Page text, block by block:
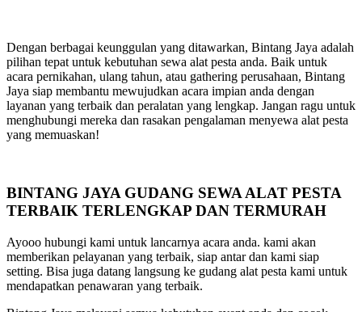
Dengan berbagai keunggulan yang ditawarkan, Bintang Jaya adalah
pilihan tepat untuk kebutuhan sewa alat pesta anda. Baik untuk
acara pernikahan, ulang tahun, atau gathering perusahaan, Bintang
Jaya siap membantu mewujudkan acara impian anda dengan
layanan yang terbaik dan peralatan yang lengkap. Jangan ragu untuk
menghubungi mereka dan rasakan pengalaman menyewa alat pesta
yang memuaskan!
BINTANG JAYA GUDANG SEWA ALAT PESTA
TERBAIK TERLENGKAP DAN TERMURAH
Ayooo hubungi kami untuk lancarnya acara anda. kami akan
memberikan pelayanan yang terbaik, siap antar dan kami siap
setting. Bisa juga datang langsung ke gudang alat pesta kami untuk
mendapatkan penawaran yang terbaik.